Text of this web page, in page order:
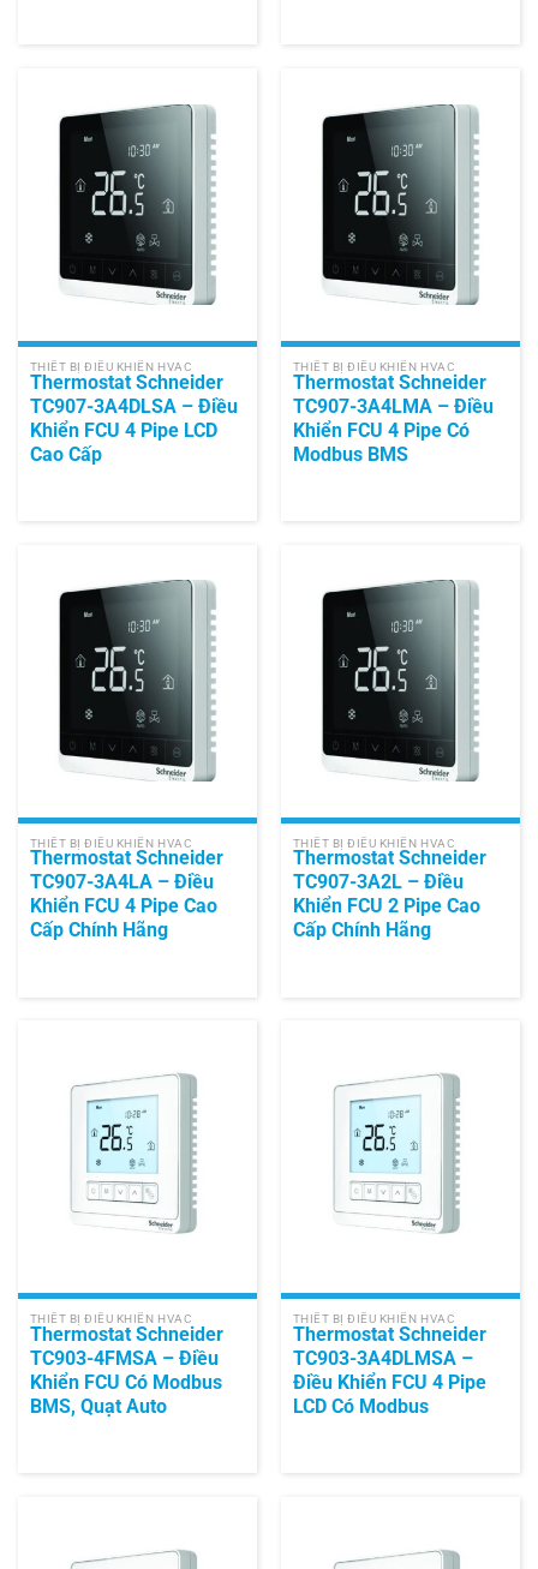
THIẾT BỊ ĐIỀU KHIỂN HVAC
Thermostat Schneider
TC907-3A4DLSA – Điều
Khiển FCU 4 Pipe LCD
Cao Cấp
THIẾT BỊ ĐIỀU KHIỂN HVAC
Thermostat Schneider
TC907-3A4LMA – Điều
Khiển FCU 4 Pipe Có
Modbus BMS
THIẾT BỊ ĐIỀU KHIỂN HVAC
Thermostat Schneider
TC907-3A4LA – Điều
Khiển FCU 4 Pipe Cao
Cấp Chính Hãng
THIẾT BỊ ĐIỀU KHIỂN HVAC
Thermostat Schneider
TC907-3A2L – Điều
Khiển FCU 2 Pipe Cao
Cấp Chính Hãng
THIẾT BỊ ĐIỀU KHIỂN HVAC
Thermostat Schneider
TC903-4FMSA – Điều
Khiển FCU Có Modbus
BMS, Quạt Auto
THIẾT BỊ ĐIỀU KHIỂN HVAC
Thermostat Schneider
TC903-3A4DLMSA –
Điều Khiển FCU 4 Pipe
LCD Có Modbus